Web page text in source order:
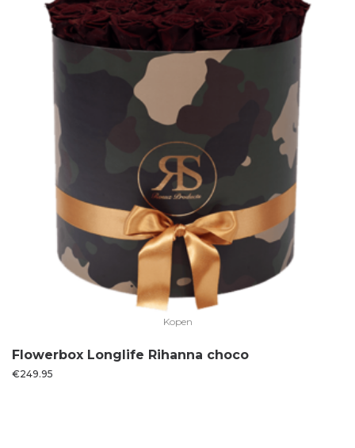
Kopen
Flowerbox Longlife Rihanna choco
€249.95